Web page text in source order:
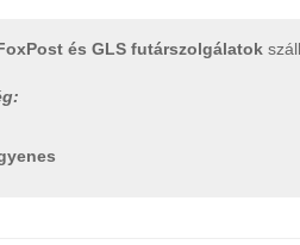
és GLS futárszolgálatok